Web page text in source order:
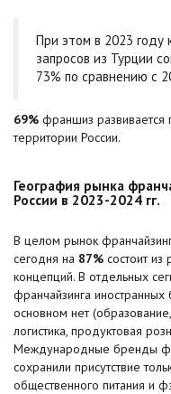
При этом в 2023 году
запросов из Турции
73% по сравнению с
69% франшиз развивается
территории России.
География рынка
России в 2023-2024 гг.
В целом рынок
сегодня на 87% состоит из
концепций. В отдельных
франчайзинга
основном нет
логистика, продуктовая
Международные бренды
сохранили присутствие
общественного питания и